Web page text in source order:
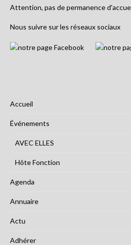
Attention, pas de permanence
Nous suivre sur les réseaux sociaux
Accueil
Événements
AVEC ELLES
Hôte Fonction
Agenda
Annuaire
Actu
Adhérer